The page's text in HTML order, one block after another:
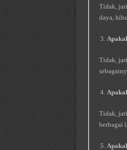
Tidak,
daya,
Tidak,
Tidak,
berbagai